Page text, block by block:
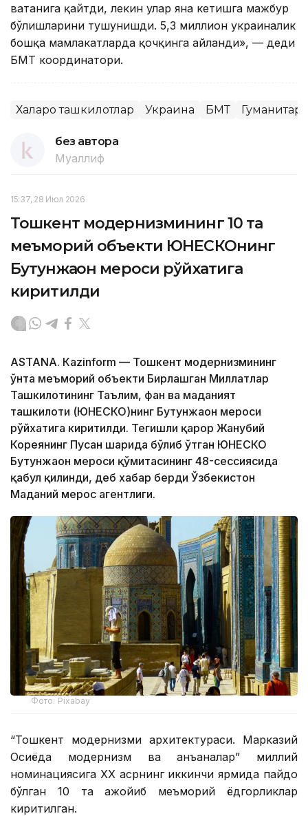
ватанига қайтди, лекин улар яна кетишга мажбур
бўлишларини тушунишди. 5,3 миллион украиналик
бошқа мамлакатларда қочқинга айланди», — деди
БМТ координатори.
Халқаро ташкилотлар Украина БМТ Гуманитар
без автора
Муаллиф
15:37, 28 Июл 2026
Тошкент модернизмининг 10 та
меъморий объекти ЮНEСКОнинг
Бутунжаҳон мероси рўйхатига
киритилди
ASTANА. Кazinform — Тошкент модернизмининг
ўнта меъморий объекти Бирлашган Миллатлар
Ташкилотининг Таълим, фан ва маданият
ташкилоти (ЮНEСКО)нинг Бутунжаҳон мероси
рўйхатига киритилди. Тегишли қарор Жанубий
Кореянинг Пусан ​​шаҳрида бўлиб ўтган ЮНEСКО
Бутунжаҳон мероси қўмитасининг 48-сессиясида
қабул қилинди, деб хабар берди Ўзбекистон
Маданий мерос агентлиги.
Фото: Pixabay
“Тошкент модернизми архитектураси. Марказий
Осиёда модернизм ва анъаналар” миллий
номинациясига ХХ асрнинг иккинчи ярмида пайдо
бўлган 10 та ажойиб меъморий ёдгорликлар
киритилган.